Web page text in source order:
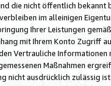
die nicht öffentlich
im alleinigen
Ihrer Leistungen
mit Ihrem Konto
Vertrauliche
Maßnahmen
nicht ausdrücklich zulässig